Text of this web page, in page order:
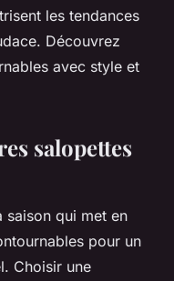
les tendances
Découvrez
avec style et
salopettes
saison qui met en
pour un
Choisir une